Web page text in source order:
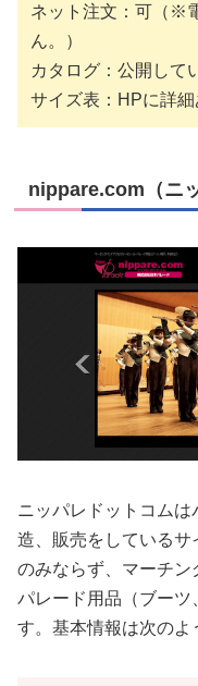
ネット注文：可（※
ん。）
カタログ：公開して
サイズ表：HPに詳細
nippare.com（ニ
ニッパレドットコム
造、販売をしている
のみならず、マーチン
パレード用品（ブーツ
す。基本情報は次のよ